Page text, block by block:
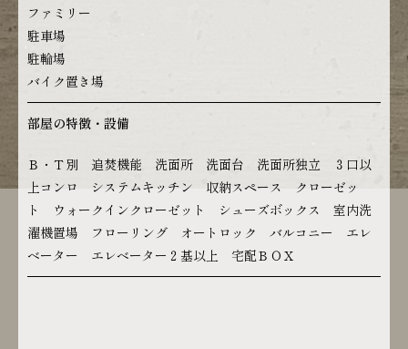
ファミリー
駐車場
駐輪場
バイク置き場
部屋の特徴・設備
Ｂ・Ｔ別 追焚機能 洗面所 洗面台 洗面所独立 ３口以
上コンロ システムキッチン 収納スペース クローゼッ
ト ウォークインクローゼット シューズボックス 室内洗
濯機置場 フローリング オートロック バルコニー エレ
ベーター エレベーター２基以上 宅配ＢＯＸ